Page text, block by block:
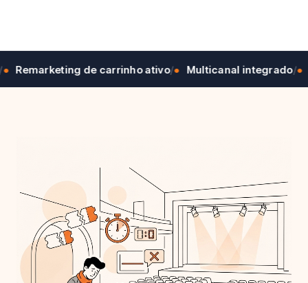
de carrinho ativo/● Multicanal integrado/●